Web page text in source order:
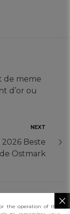
de meme
d’or ou
NEXT
Beste
Ostmark
the operation of this